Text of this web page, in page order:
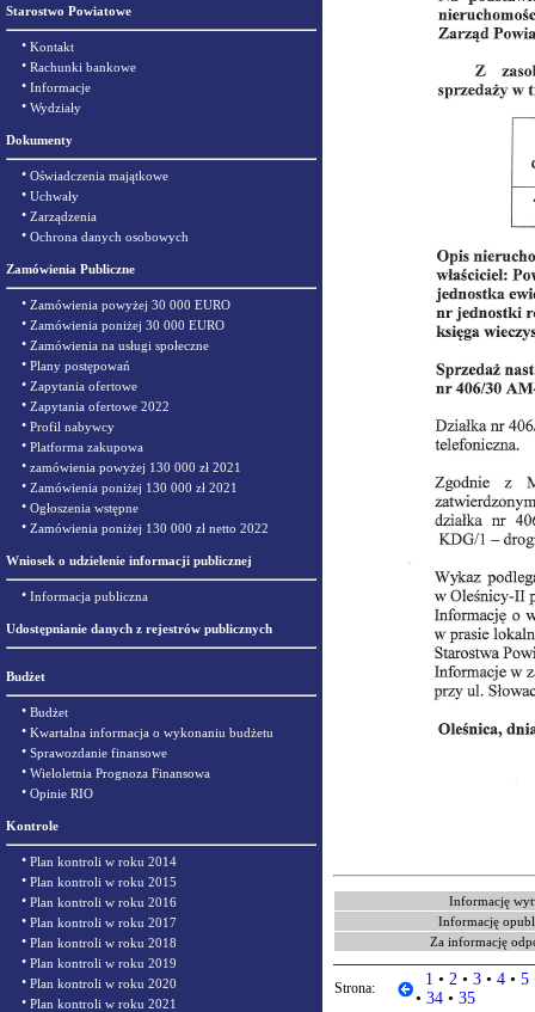
Starostwo Powiatowe
• Kontakt
• Rachunki bankowe
• Informacje
• Wydziały
Dokumenty
• Oświadczenia majątkowe
• Uchwały
• Zarządzenia
• Ochrona danych osobowych
Zamówienia Publiczne
• Zamówienia powyżej 30 000 EURO
• Zamówienia poniżej 30 000 EURO
• Zamówienia na usługi społeczne
• Plany postępowań
• Zapytania ofertowe
• Zapytania ofertowe 2022
• Profil nabywcy
• Platforma zakupowa
• zamówienia powyżej 130 000 zł 2021
• Zamówienia poniżej 130 000 zł 2021
• Ogłoszenia wstępne
• Zamówienia poniżej 130 000 zł netto 2022
Wniosek o udzielenie informacji publicznej
• Informacja publiczna
Udostępnianie danych z rejestrów publicznych
Budżet
• Budżet
• Kwartalna informacja o wykonaniu budżetu
• Sprawozdanie finansowe
• Wieloletnia Prognoza Finansowa
• Opinie RIO
Kontrole
• Plan kontroli w roku 2014
• Plan kontroli w roku 2015
• Plan kontroli w roku 2016
• Plan kontroli w roku 2017
• Plan kontroli w roku 2018
• Plan kontroli w roku 2019
• Plan kontroli w roku 2020
• Plan kontroli w roku 2021
Informację
Informację
Za informację
Strona: 1 • 2 • 3 • 4 • 5
• 34 • 35